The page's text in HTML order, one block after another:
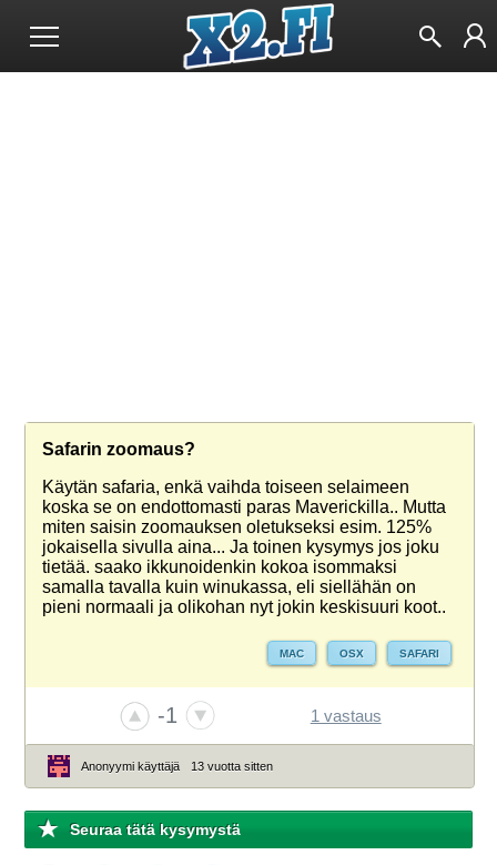
Safarin zoomaus?
Käytän safaria, enkä vaihda toiseen selaimeen
koska se on endottomasti paras Maverickilla.. Mutta
miten saisin zoomauksen oletukseksi esim. 125%
jokaisella sivulla aina... Ja toinen kysymys jos joku
tietää. saako ikkunoidenkin kokoa isommaksi
samalla tavalla kuin winukassa, eli siellähän on
pieni normaali ja olikohan nyt jokin keskisuuri koot..
MAC OSX SAFARI
-1 1 vastaus
Anonyymi käyttäjä 13 vuotta sitten
Seuraa tätä kysymystä